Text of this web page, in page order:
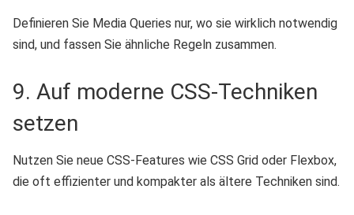
Definieren Sie Media Queries nur, wo sie wirklich notwendig
sind, und fassen Sie ähnliche Regeln zusammen.
9. Auf moderne CSS-Techniken
setzen
Nutzen Sie neue CSS-Features wie CSS Grid oder Flexbox,
die oft effizienter und kompakter als ältere Techniken sind.